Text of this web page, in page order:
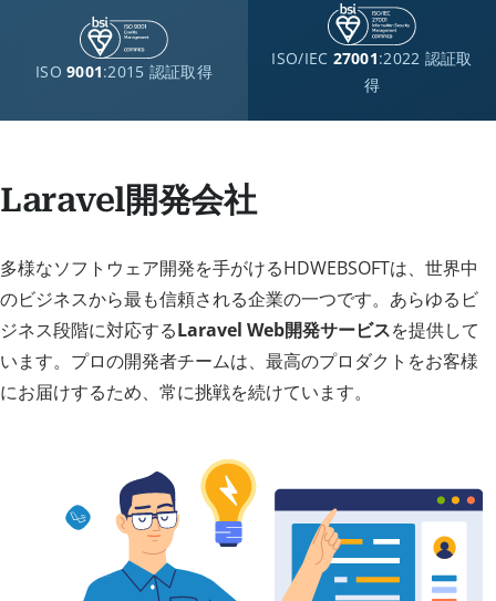
ISO9001:2015 認証取得
ISO/IEC 27001:2022 認証取
得
Laravel開発会社
多様なソフトウェア開発を手がけるHDWEBSOFTは、世界中
のビジネスから最も信頼される企業の一つです。あらゆるビ
ジネス段階に対応するLaravel Web開発サービスを提供して
います。プロの開発者チームは、最高のプロダクトをお客様
にお届けするため、常に挑戦を続けています。